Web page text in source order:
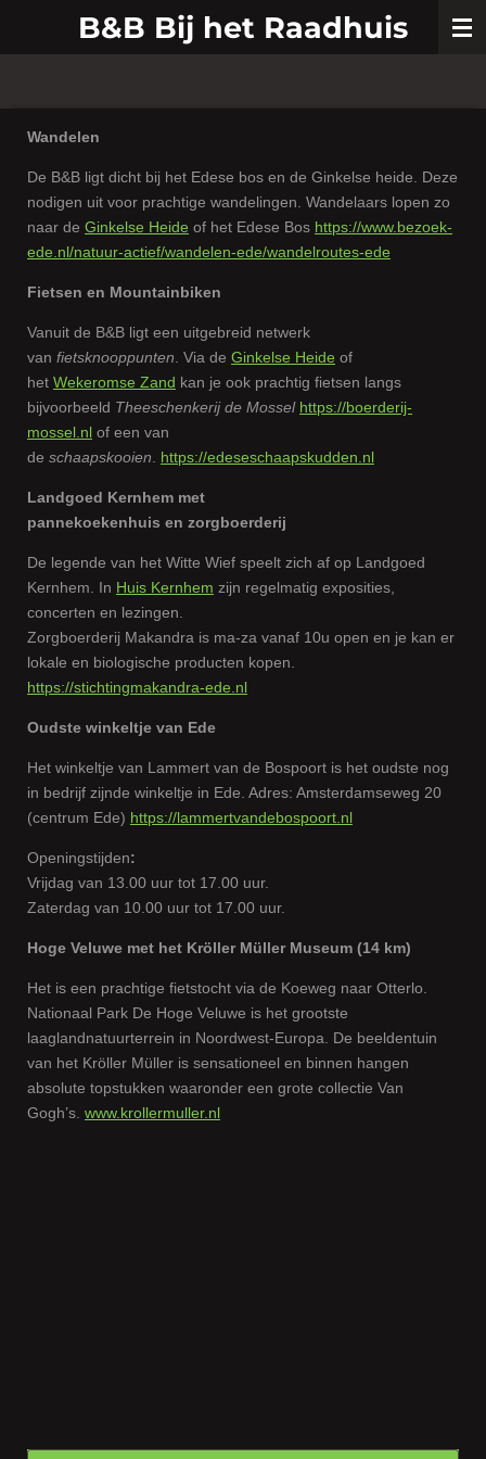
B&B Bij het Raadhuis
Wandelen
De B&B ligt dicht bij het Edese bos en de Ginkelse heide. Deze
nodigen uit voor prachtige wandelingen. Wandelaars lopen zo
naar de Ginkelse Heide of het Edese Bos https://www.bezoek-
ede.nl/natuur-actief/wandelen-ede/wandelroutes-ede
Fietsen en Mountainbiken
Vanuit de B&B ligt een uitgebreid netwerk
van fietsknooppunten . Via de Ginkelse Heide of
het Wekeromse Zand kan je ook prachtig fietsen langs
bijvoorbeeld Theeschenkerij de Mossel https://boerderij-
mossel.nl of een van
de schaapskooien https://edeseschaapskudden.nl
Landgoed Kernhem met
pannekoekenhuis en zorgboerderij
De legende van het Witte Wief speelt zich af op Landgoed
Kernhem. In Huis Kernhem zijn regelmatig exposities,
concerten en lezingen.
Zorgboerderij Makandra is ma-za vanaf 10u open en je kan er
lokale en biologische producten kopen.
https://stichtingmakandra-ede.nl
Oudste winkeltje van Ede
Het winkeltje van Lammert van de Bospoort is het oudste nog
in bedrijf zijnde winkeltje in Ede. Adres: Amsterdamseweg 20
(centrum Ede) https://lammertvandebospoort.nl
Openingstijden:
Vrijdag van 13.00 uur tot 17.00 uur.
Zaterdag van 10.00 uur tot 17.00 uur.
Hoge Veluwe met het Kröller Müller Museum (14 km)
Het is een prachtige fietstocht via de Koeweg naar Otterlo.
Nationaal Park De Hoge Veluwe is het grootste
laaglandnatuurterrein in Noordwest-Europa. De beeldentuin
van het Kröller Müller is sensationeel en binnen hangen
absolute topstukken waaronder een grote collectie Van
Gogh’s. www.krollermuller.nl